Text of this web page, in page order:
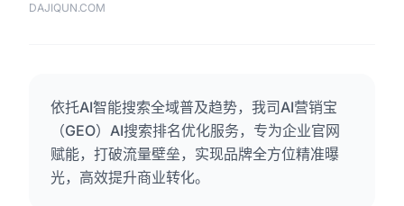
DAJIQUN.COM
依托AI智能搜索全域普及趋势，我司AI营销宝
（GEO）AI搜索排名优化服务，专为企业官网
赋能，打破流量壁垒，实现品牌全方位精准曝
光，高效提升商业转化。